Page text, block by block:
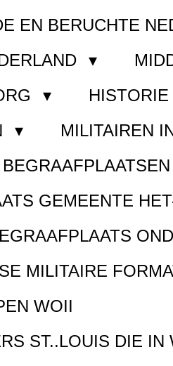
EN BERUCHTE
MILITAIREN
GEMEENTE
MILITAIRE
WOII
ST..LOUIS DIE